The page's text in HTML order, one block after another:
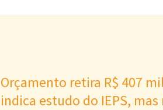
Orçamento retira R$ 407
indica estudo do IEPS,